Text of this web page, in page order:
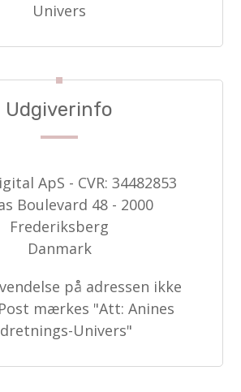
Univers
Udgiverinfo
ApS - CVR: 34482853
Boulevard 48 - 2000
Frederiksberg
Danmark
på adressen ikke
mærkes "Att: Anines
Univers"